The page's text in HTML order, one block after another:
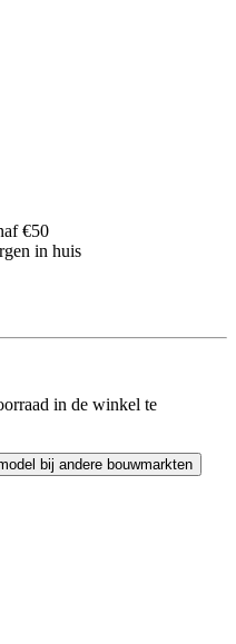
€50
in huis
in de winkel te
bij andere bouwmarkten